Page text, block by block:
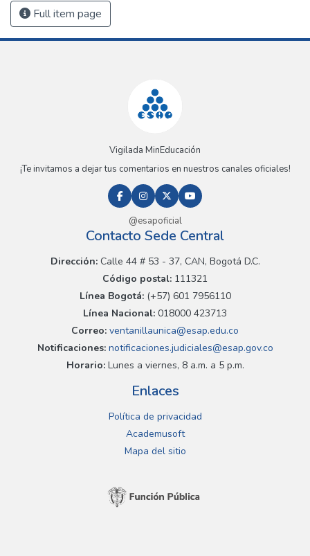
Full item page
Vigilada MinEducación
¡Te invitamos a dejar tus comentarios en nuestros canales oficiales!
@esapoficial
Contacto Sede Central
Dirección:Calle 44 # 53 - 37, CAN, Bogotá D.C.
Código postal: 111321
Línea Bogotá:(+57) 601 7956110
Línea Nacional: 018000 423713
Correo: ventanillaunica@esap.edu.co
Notificaciones:notificaciones.judiciales@esap.gov.co
Horario:Lunes a viernes, 8 a.m. a 5 p.m.
Enlaces
Política de privacidad
Academusoft
Mapa del sitio